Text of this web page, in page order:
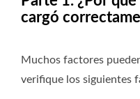
cargó
Muchos factores
verifique los siguientes